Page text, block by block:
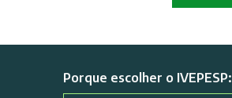
Porque escolher o IVEPESP: